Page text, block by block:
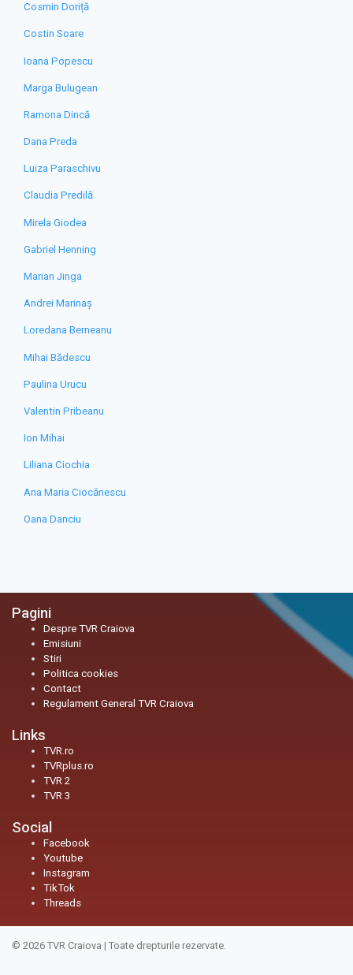
Cosmin Doriță
Costin Soare
Ioana Popescu
Marga Bulugean
Ramona Dincă
Dana Preda
Luiza Paraschivu
Claudia Predilă
Mirela Giodea
Gabriel Henning
Marian Jinga
Andrei Marinaș
Loredana Berneanu
Mihai Bădescu
Paulina Urucu
Valentin Pribeanu
Ion Mihai
Liliana Ciochia
Ana Maria Ciocănescu
Oana Danciu
Pagini
Despre TVR Craiova
Emisiuni
Stiri
Politica cookies
Contact
Regulament General TVR Craiova
Links
TVR.ro
TVRplus.ro
TVR 2
TVR 3
Social
Facebook
Youtube
Instagram
TikTok
Threads
© 2026 TVR Craiova | Toate drepturile rezervate.